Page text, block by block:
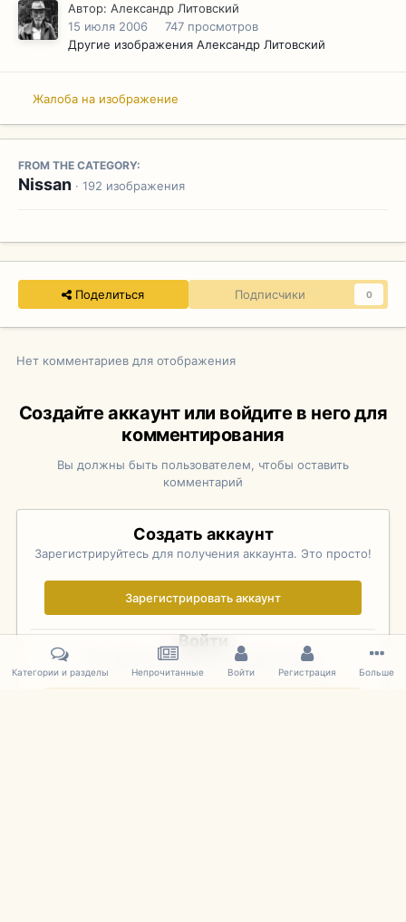
Автор: Александр Литовский
15 июля 2006
747 просмотров
Другие изображения Александр Литовский
Жалоба на изображение
FROM THE CATEGORY:
Nissan · 192 изображения
Поделиться Подписчики 0
Нет комментариев для отображения
Создайте аккаунт или войдите в него для
комментирования
Вы должны быть пользователем, чтобы оставить
комментарий
Создать аккаунт
Зарегистрируйтесь для получения аккаунта. Это просто!
Зарегистрировать аккаунт
Войти
Уже зарегистрированы? Войдите здесь.
Категории и разделы Непрочитанные Войти Регистрация Больше